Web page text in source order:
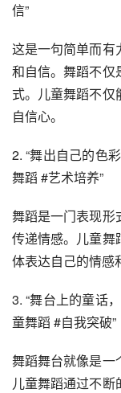
信”
这是一句简单而有
和自信。舞蹈不仅
式。儿童舞蹈不仅
自信心。
2. “舞出自己的色
舞蹈 #艺术培养”
舞蹈是一门表现形
传递情感。儿童舞
体表达自己的情感
3. “舞台上的童话
童舞蹈 #自我突破”
舞蹈舞台就像是一
儿童舞蹈通过不